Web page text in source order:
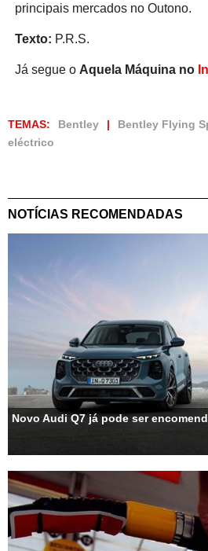
principais mercados no Outono.
Texto: P.R.S.
Já segue o Aquela Máquina no
TEMAS: Bentley Bentley Flying
eléctrico
NOTÍCIAS RECOMENDADAS
Novo Audi Q7 já pode ser